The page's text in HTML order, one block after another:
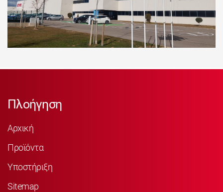
Πλοήγηση
Αρχική
Προϊόντα
Υποστήριξη
Sitemap